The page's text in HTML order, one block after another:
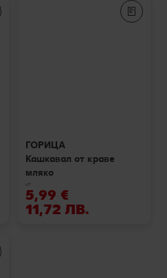
ГОРИЦА
Кашкавал от краве
мляко
кг
5,99 €
11,72 ЛВ.